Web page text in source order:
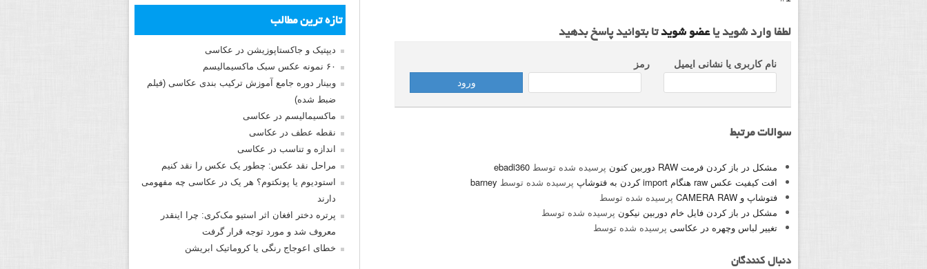
لطفا وارد شوید یاعضو شویدتا بتوانید پاسخ بدهید
نام کاربری یا نشانی ایمیل رمز
سوالات مرتبط
مشکل در باز کردن فرمت RAW دوربین کنون پرسیده شده توسط ebadi360
افت کیفیت عکس raw هنگام import کردن به فتوشاپ
پرسیده شده توسط barney
فتوشاپ و CAMERA RAW
پرسیده شده توسط
مشکل در باز کردن فایل خام دوربین نیکون پرسیده شده توسط
تغییر لباس وچهره در عکاسی پرسیده شده توسط
دنبال کنندگان
تازه ترین مطالب
دیپتیک و جاکستا‌پوزیشن در عکاسی
۶۰ نمونه عکس سبک ماکسیمالیسم
وبینار دوره جامع آموزش ترکیب بندی عکاسی (فیلم
ضبط شده)
ماکسیمالیسم در عکاسی
نقطه عطف در عکاسی
اندازه و تناسب در عکاسی
مراحل نقد عکس: چطور یک عکس را نقد کنیم
استودیوم یا پونکتوم؟ هر یک در عکاسی چه مفهومی
دارند
پرتره دختر افغان اثر استیو مک‌کری: چرا اینقدر
معروف شد و مورد توجه قرار گرفت
خطای اعوجاج رنگی یا کروماتیک ابریشن